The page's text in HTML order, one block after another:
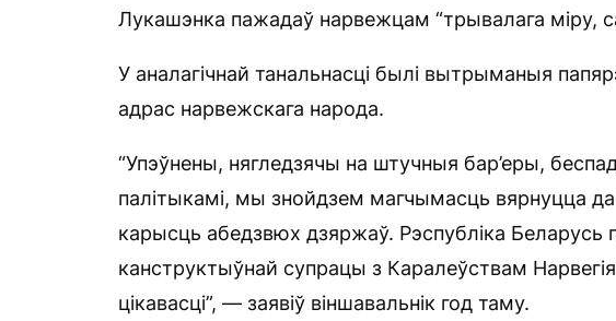
Лукашэнка пажадаў нарвежцам “трывалага міру,
У аналагічнай танальнасці былі вытрыманыя
адрас нарвежскага народа.
“Упэўнены, нягледзячы на ​​штучныя бар’еры,
палітыкамі, мы знойдзем магчымасць вярнуцца да
карысць абедзвюх дзяржаў. Рэспубліка Беларусь
канструктыўнай супрацы з Каралеўствам
цікавасці”, — заявіў віншавальнік год таму.